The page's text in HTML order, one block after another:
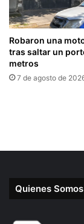
Quienes Somos